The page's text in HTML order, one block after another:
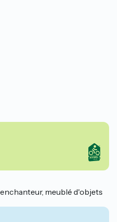
meublé d'objets